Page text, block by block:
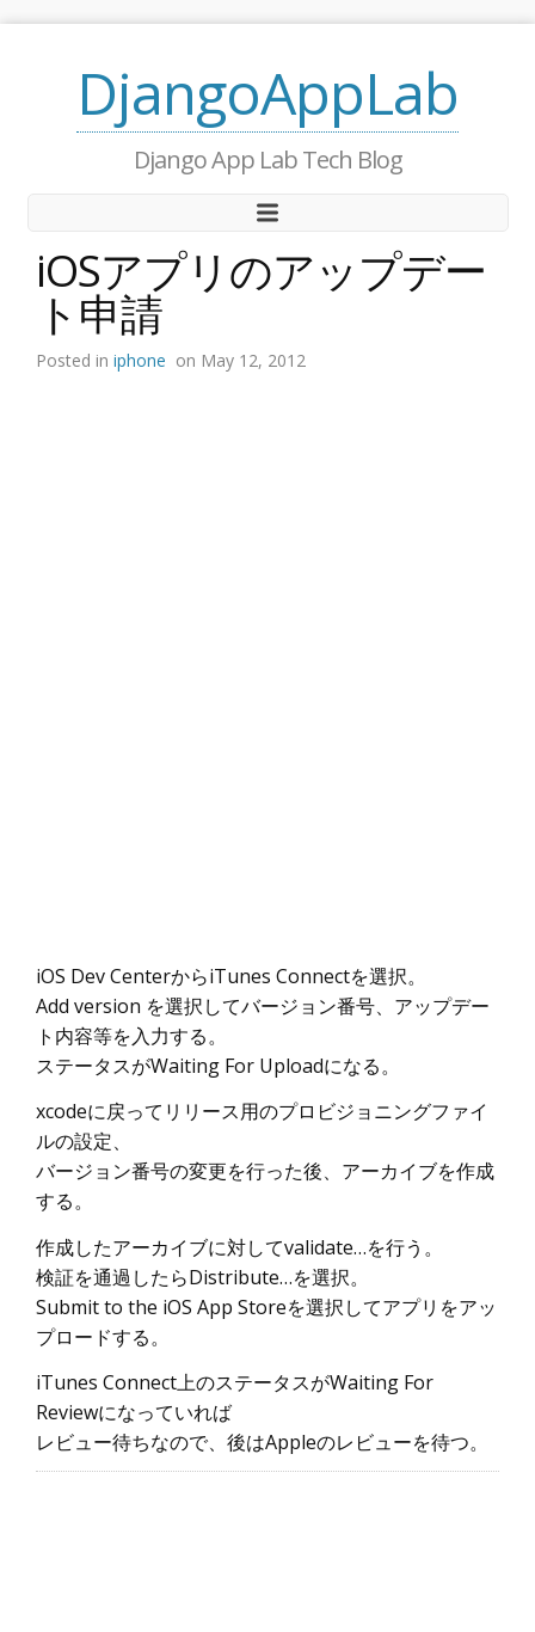
DjangoAppLab
Django App Lab Tech Blog
iOSアプリのアップデー
ト申請
Posted in iphone on May 12, 2012
iOS Dev CenterからiTunes Connectを選択。
Add version を選択してバージョン番号、アップデー
ト内容等を入力する。
ステータスがWaiting For Uploadになる。
xcodeに戻ってリリース用のプロビジョニングファイ
ルの設定、
バージョン番号の変更を行った後、アーカイブを作成
する。
作成したアーカイブに対してvalidate…を行う。
検証を通過したらDistribute…を選択。
Submit to the iOS App Storeを選択してアプリをアッ
プロードする。
iTunes Connect上のステータスがWaiting For
Reviewになっていれば
レビュー待ちなので、後はAppleのレビューを待つ。